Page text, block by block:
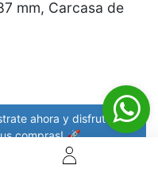
mm, Carcasa de
ahora y disfruta de
compras! 🚀